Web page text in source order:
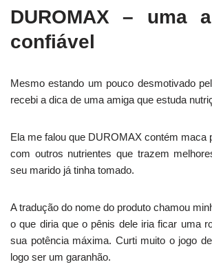
DUROMAX – uma
confiável
Mesmo estando um pouco desmotivado
recebi a dica de uma amiga que estuda
Ela me falou que DUROMAX contém maca
com outros nutrientes que trazem
seu marido já tinha tomado.
A tradução do nome do produto chamou
o que diria que o pênis dele iria ficar uma
sua potência máxima. Curti muito o jogo
logo ser um garanhão.